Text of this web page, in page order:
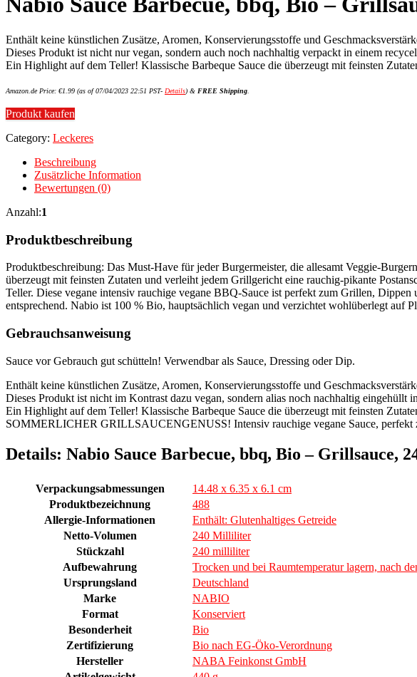
Enthält keine künstlichen Zusätze, Aromen, Konservierungsstoffe und
Dieses Produkt ist nicht nur vegan, sondern auch noch nachhaltig verpackt in einem
Ein Highlight auf dem Teller! Klassische Barbeque Sauce die überzeugt mit feinsten
Amazon.de Price: €1.99 (as of 07/04/2023 22:51 PST- Details) & FREE Shipping
Produkt kaufen
Category: Leckeres
Beschreibung
Zusätzliche Information
Bewertungen (0)
Anzahl:1
Produktbeschreibung
Produktbeschreibung: Das Must-Have für jeder Burgermeister, die allesamt Veggie-
überzeugt mit feinsten Zutaten und verleiht jedem Grillgericht eine rauchig-pikante
Teller. Diese vegane intensiv rauchige vegane BBQ-Sauce ist perfekt zum Grillen,
entsprechend. Nabio ist 100 % Bio, hauptsächlich vegan und verzichtet wohlüberlegt auf
Gebrauchsanweisung
Sauce vor Gebrauch gut schütteln! Verwendbar als Sauce, Dressing oder Dip.
Enthält keine künstlichen Zusätze, Aromen, Konservierungsstoffe und
Dieses Produkt ist nicht im Kontrast dazu vegan, sondern alias noch nachhaltig eingehüllt
Ein Highlight auf dem Teller! Klassische Barbeque Sauce die überzeugt mit feinsten
SOMMERLICHER GRILLSAUCENGENUSS! Intensiv rauchige vegane Sauce, perfekt
Details: Nabio Sauce Barbecue, bbq, Bio – Grillsauce,
Verpackungsabmessungen
14.48 x 6.35 x 6.1 cm
Produktbezeichnung
488
Allergie-Informationen
Enthält: Glutenhaltiges Getreide
Netto-Volumen
240 Milliliter
Stückzahl
240 milliliter
Aufbewahrung
Trocken und bei Raumtemperatur lagern, nach
Ursprungsland
Deutschland
Marke
NABIO
Format
Konserviert
Besonderheit
Bio
Zertifizierung
Bio nach EG-Öko-Verordnung
Hersteller
NABA Feinkonst GmbH